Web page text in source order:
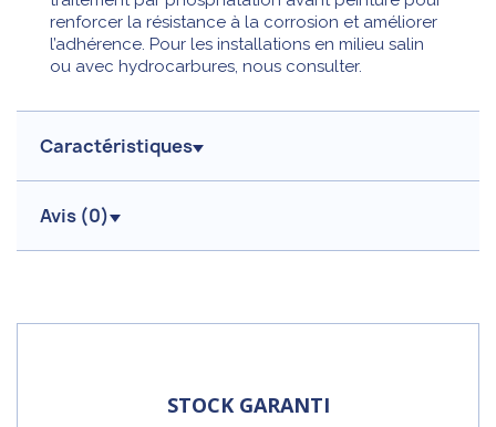
renforcer la résistance à la corrosion et améliorer
l’adhérence. Pour les installations en milieu salin
ou avec hydrocarbures, nous consulter.
Caractéristiques
Avis (0)
STOCK GARANTI